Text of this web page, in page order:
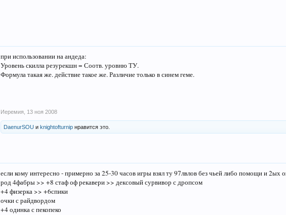
при использовании на андеда:
Уровень скилла резурекшн = Соотв. уровню ТУ.
Формула такая же. действие такое же. Различие только в синем геме.
Иеремия 13 ноя 2008
DaenurSOU и knightofturnip нравится это.
если кому интересно - примерно за 25-30 часов игры взял ту 97лвлов без чьей либо помощи и 2ых
род 4фабры >> +8 стаф оф рекавери >> дексовый сурвивор с дропсом
+4 физерка >> +6спики
очки с райдвордом
+4 одинка с пекопеко